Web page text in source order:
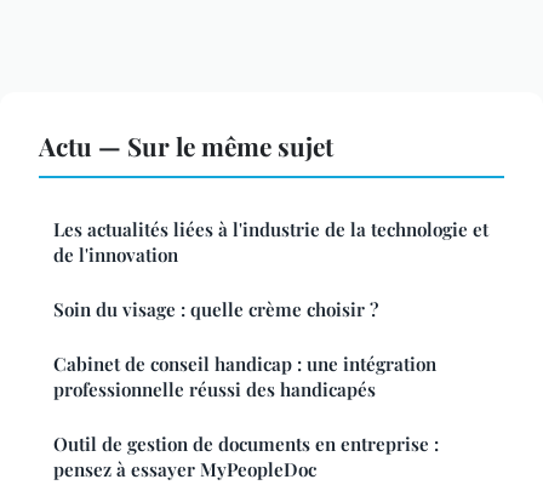
Actu — Sur le même sujet
Les actualités liées à l'industrie de la technologie et
de l'innovation
Soin du visage : quelle crème choisir ?
Cabinet de conseil handicap : une intégration
professionnelle réussi des handicapés
Outil de gestion de documents en entreprise :
pensez à essayer MyPeopleDoc